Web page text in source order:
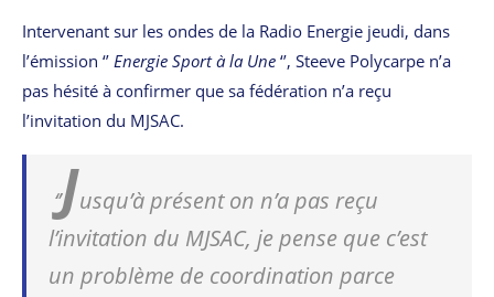
Intervenant sur les ondes de la Radio Energie jeudi, dans
l’émission ‘’ Energie Sport à la Une ‘’, Steeve Polycarpe n’a
pas hésité à confirmer que sa fédération n’a reçu
l’invitation du MJSAC.
‘’Jusqu’à présent on n’a pas reçu
l’invitation du MJSAC, je pense que c’est
un problème de coordination parce